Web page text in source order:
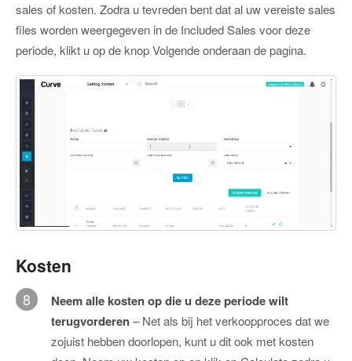
sales of kosten. Zodra u tevreden bent dat al uw vereiste sales
files worden weergegeven in de Included Sales voor deze
periode, klikt u op de knop Volgende onderaan de pagina.
Kosten
8
Neem alle kosten op die u deze periode wilt
terugvorderen– Net als bij het verkoopproces dat we
zojuist hebben doorlopen, kunt u dit ook met kosten